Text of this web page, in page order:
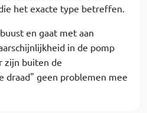
het exacte type betreffen.
en gaat met aan
in de pomp
zijn buiten de
draad" geen problemen mee